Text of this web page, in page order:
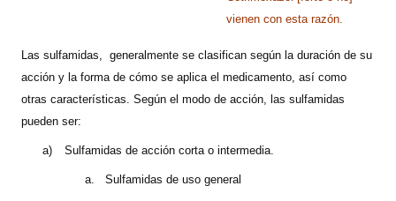
vienen con esta razón.
Las sulfamidas, generalmente se clasifican según la duración de su
acción y la forma de cómo se aplica el medicamento, así como
otras características. Según el modo de acción, las sulfamidas
pueden ser:
a) Sulfamidas de acción corta o intermedia.
a. Sulfamidas de uso general